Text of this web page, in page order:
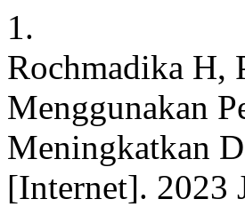
1.
Rochmadika H,
Menggunakan
Meningkatkan
[Internet]. 2023